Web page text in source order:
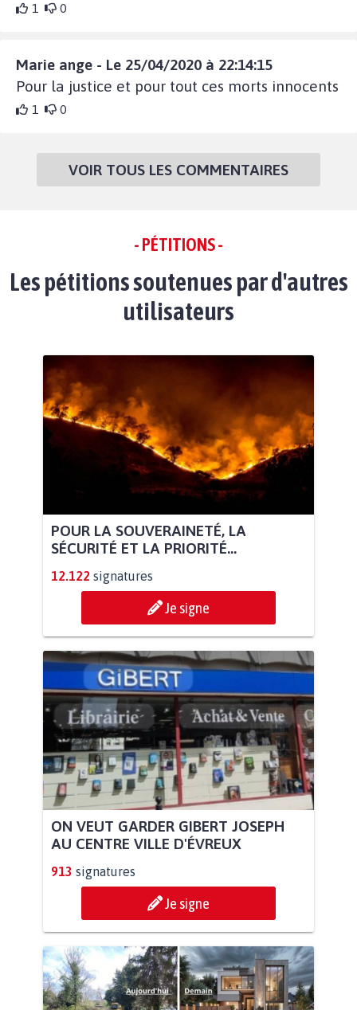
1 0
Marie ange - Le 25/04/2020 à 22:14:15
Pour la justice et pour tout ces morts innocents
1 0
VOIR TOUS LES COMMENTAIRES
- PÉTITIONS -
Les pétitions soutenues par d'autres
utilisateurs
POUR LA SOUVERAINETÉ, LA
SÉCURITÉ ET LA PRIORITÉ...
12.122 signatures
Je signe
ON VEUT GARDER GIBERT JOSEPH
AU CENTRE VILLE D'ÉVREUX
913 signatures
Je signe